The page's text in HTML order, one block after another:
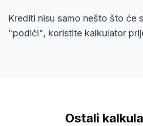
Krediti nisu samo nešto što će
"podići", koristite kalkulator
Ostali